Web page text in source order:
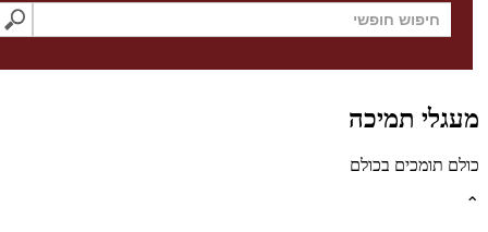
תמיכה
בכולם